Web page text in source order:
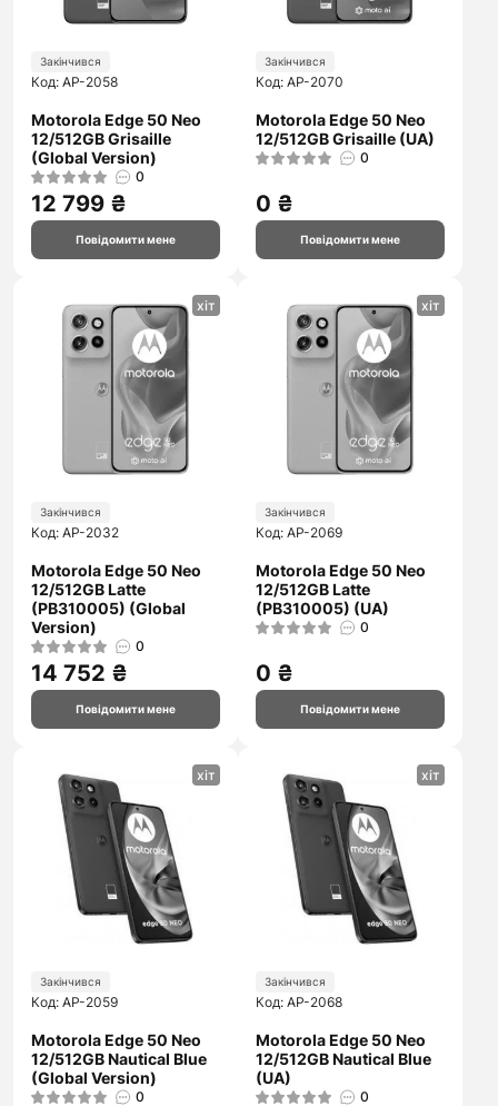
Закінчився
Код: AP-2058
Motorola Edge 50 Neo
12/512GB Grisaille
(Global Version)
0
12 799 ₴
Повідомити мене
Закінчився
Код: AP-2070
Motorola Edge 50 Neo
12/512GB Grisaille (UA)
0
0 ₴
Повідомити мене
хіт
Закінчився
Код: AP-2032
Motorola Edge 50 Neo
12/512GB Latte
(PB310005) (Global
Version)
0
14 752 ₴
Повідомити мене
хіт
Закінчився
Код: AP-2069
Motorola Edge 50 Neo
12/512GB Latte
(PB310005) (UA)
0
0 ₴
Повідомити мене
хіт
Закінчився
Код: AP-2059
Motorola Edge 50 Neo
12/512GB Nautical Blue
(Global Version)
0
хіт
Закінчився
Код: AP-2068
Motorola Edge 50 Neo
12/512GB Nautical Blue
(UA)
0